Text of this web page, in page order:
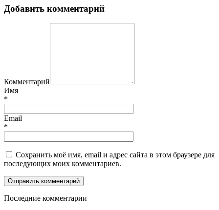
Добавить комментарий
Комментарий
Имя
*
Email
*
Сохранить моё имя, email и адрес сайта в этом браузере для
последующих моих комментариев.
Последние комментарии